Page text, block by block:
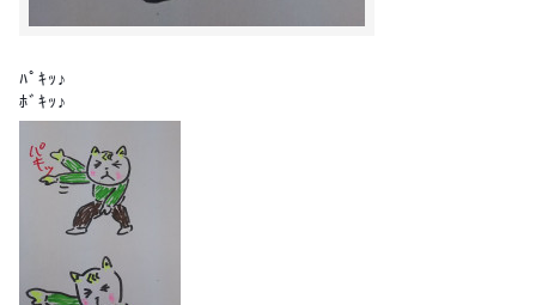
ﾊﾟｷｯ♪
ﾎﾞｷｯ♪